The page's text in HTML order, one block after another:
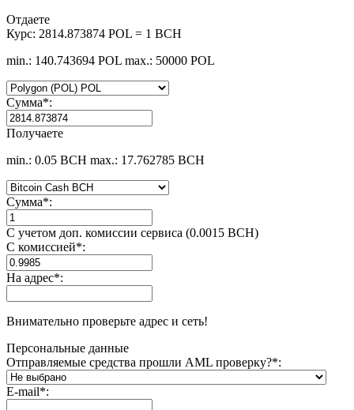
Отдаете
Курс: 2814.873874 POL = 1 BCH
min.: 140.743694 POL max.: 50000 POL
Сумма*:
Получаете
min.: 0.05 BCH max.: 17.762785 BCH
Сумма*:
С учетом доп. комиссии сервиса (0.0015 BCH)
С комиссией*:
На адрес*:
Внимательно проверьте адрес и сеть!
Персональные данные
Отправляемые средства прошли AML проверку?*:
E-mail*: